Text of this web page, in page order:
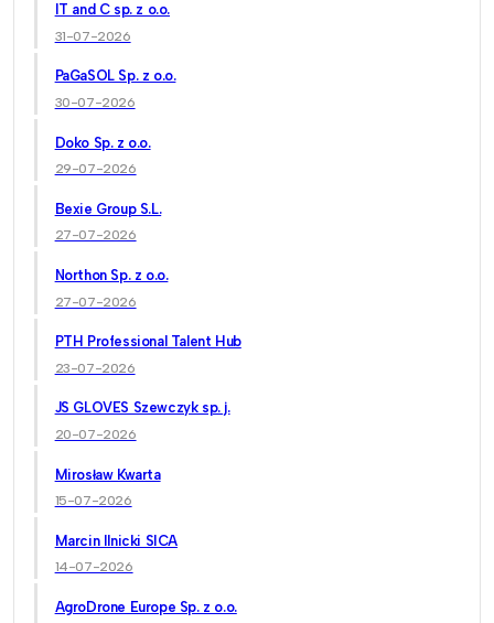
IT and C sp. z o.o.
31-07-2026
PaGaSOL Sp. z o.o.
30-07-2026
Doko Sp. z o.o.
29-07-2026
Bexie Group S.L.
27-07-2026
Northon Sp. z o.o.
27-07-2026
PTH Professional Talent Hub
23-07-2026
JS GLOVES Szewczyk sp. j.
20-07-2026
Mirosław Kwarta
15-07-2026
Marcin Ilnicki SICA
14-07-2026
AgroDrone Europe Sp. z o.o.